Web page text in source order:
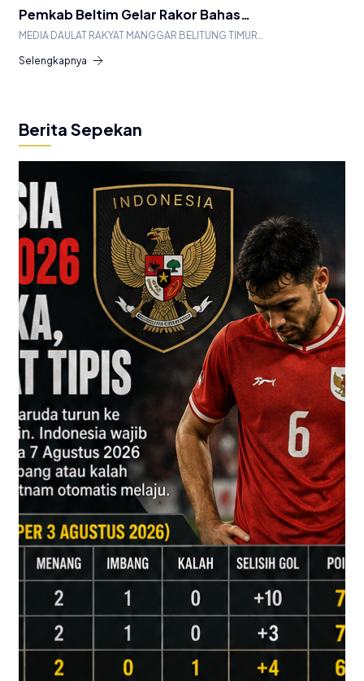
Pemkab Beltim Gelar Rakor Bahas…
MEDIA DAULAT RAKYAT MANGGAR BELITUNG TIMUR…
Selengkapnya
Berita Sepekan